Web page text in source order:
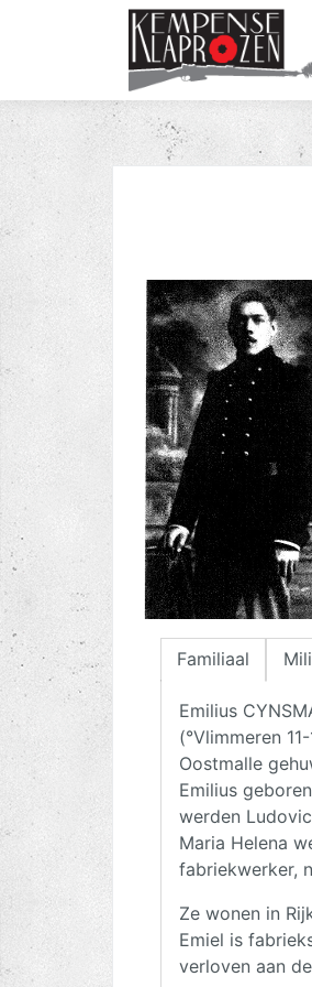
Familiaal
Emilius
(°Vlimmeren
Oostmalle
Emilius
werden
Maria Helena
fabriekwerker,
Ze wonen in
Emiel is
verloven aan